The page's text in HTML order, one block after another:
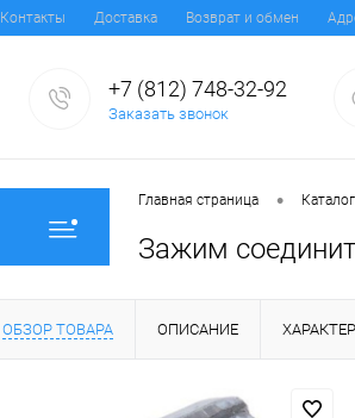
Контакты Доставка Возврат и обмен
+7 (812) 748-32-92
Заказать звонок
Главная страница •
Зажим
ОБЗОР ТОВАРА ОПИСАНИЕ